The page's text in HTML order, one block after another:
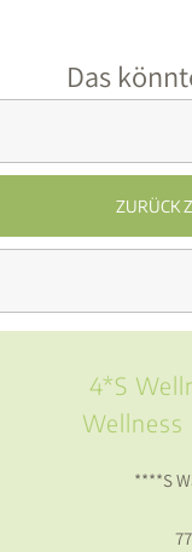
ZURÜCK
4*S
Wellness
****S